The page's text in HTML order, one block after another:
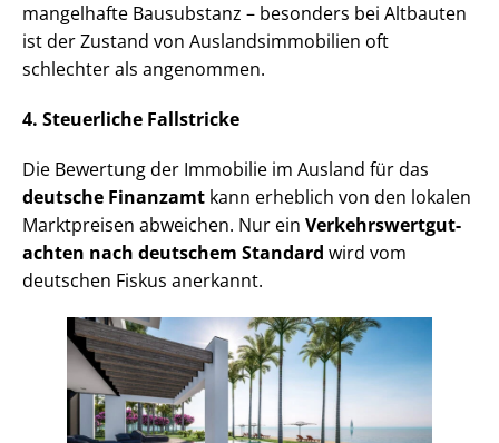
mangelhafte Bausubstanz – besonders bei Altbauten
ist der Zustand von Aus­lands­im­mo­bi­li­en oft
schlechter als angenommen.
4. Steuerliche Fallstricke
Die Bewertung der Immobilie im Ausland für das
deutsche Finanzamt kann erheblich von den lokalen
Marktpreisen abweichen. Nur ein Ver­kehrs­wert­gut­
ach­ten nach deutschem Standard wird vom
deutschen Fiskus anerkannt.